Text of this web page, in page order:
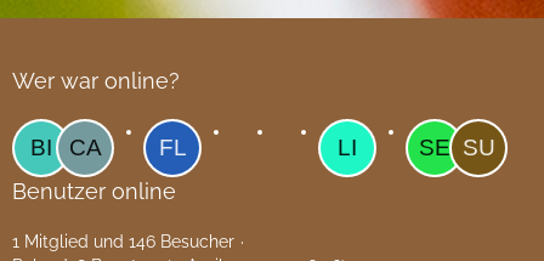
Wer war online?
Benutzer online
1 Mitglied und 146 Besucher